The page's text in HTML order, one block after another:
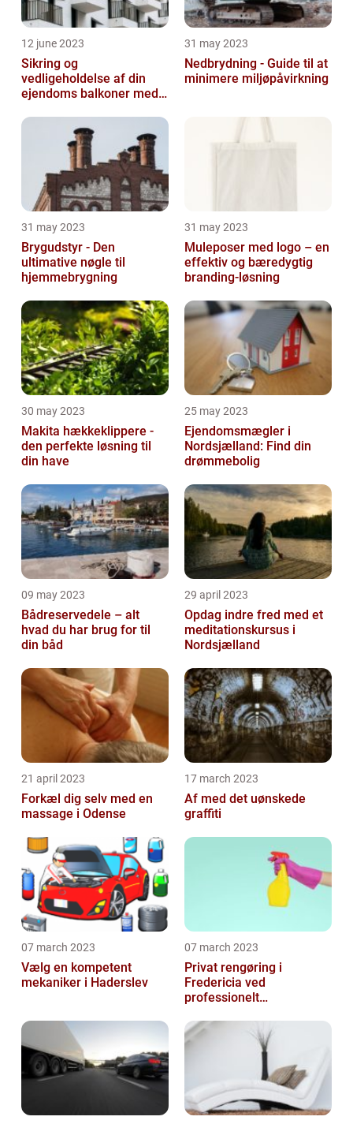
12 june 2023
Sikring og
vedligeholdelse af din
ejendoms balkoner med
31 may 2023
Nedbrydning - Guide til at
minimere miljøpåvirkning
31 may 2023
Brygudstyr - Den
ultimative nøgle til
hjemmebrygning
31 may 2023
Muleposer med logo – en
effektiv og bæredygtig
branding-løsning
30 may 2023
Makita hækkeklippere -
den perfekte løsning til
din have
25 may 2023
Ejendomsmægler i
Nordsjælland: Find din
drømmebolig
09 may 2023
Bådreservedele – alt
hvad du har brug for til
din båd
29 april 2023
Opdag indre fred med et
meditationskursus i
Nordsjælland
21 april 2023
Forkæl dig selv med en
massage i Odense
17 march 2023
Af med det uønskede
graffiti
07 march 2023
Vælg en kompetent
mekaniker i Haderslev
07 march 2023
Privat rengøring i
Fredericia ved
professionelt